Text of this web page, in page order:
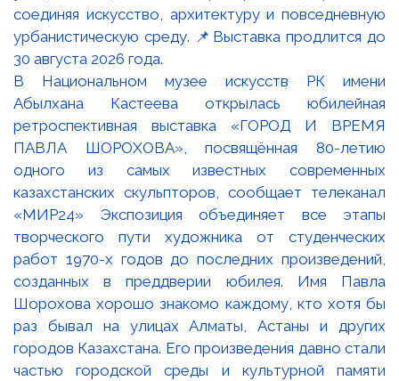
В Национальном музее искусств РК имени
Абылхана Кастеева открылась юбилейная
ретроспективная выставка «ГОРОД И ВРЕМЯ
ПАВЛА ШОРОХОВА», посвящённая 80-летию
одного из самых известных современных
казахстанских скульпторов, сообщает телеканал
«МИР24» Экспозиция объединяет все этапы
творческого пути художника от студенческих
работ 1970-х годов до последних произведений,
созданных в преддверии юбилея. Имя Павла
Шорохова хорошо знакомо каждому, кто хотя бы
раз бывал на улицах Алматы, Астаны и других
городов Казахстана. Его произведения давно стали
частью городской среды и культурной памяти